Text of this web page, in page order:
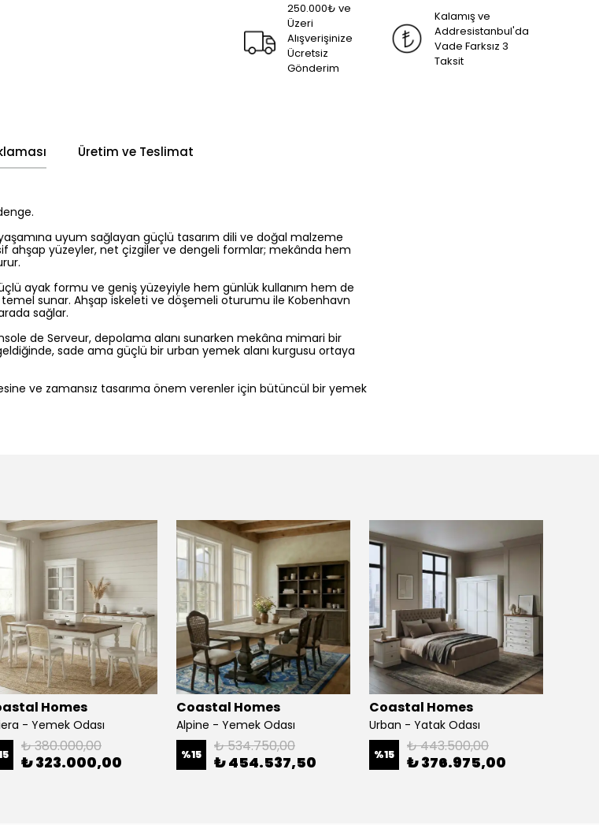
250.000₺ ve
Üzeri
Alışverişinize
Ücretsiz
Gönderim
Kalamış ve
Addresistanbul'da
Vade Farksız 3
Taksit
Üretim ve Teslimat
uyum sağlayan güçlü tasarım dili ve doğal malzeme
ahşap yüzeyler, net çizgiler ve dengeli formlar; mekânda hem
ayak formu ve geniş yüzeyiyle hem günlük kullanım hem de
sunar. Ahşap iskeleti ve döşemeli oturumu ile Kobenhavn
sağlar.
de Serveur, depolama alanı sunarken mekâna mimari bir
sade ama güçlü bir urban yemek alanı kurgusu ortaya
ve zamansız tasarıma önem verenler için bütüncül bir yemek
Homes
- Yemek Odası
₺ 380.000,00
₺ 323.000,00
Coastal Homes
Alpine - Yemek Odası
%15 ₺ 534.750,00
₺ 454.537,50
Coastal Homes
Urban - Yatak Odası
%15 ₺ 443.500,00
₺ 376.975,00